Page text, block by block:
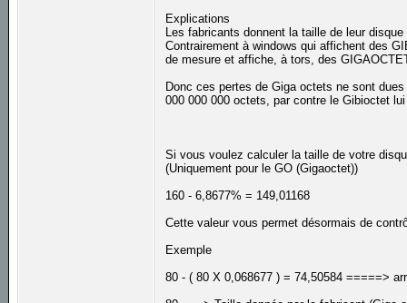
Explications
Les fabricants donnent la taille de leur
Contrairement à windows qui affichent des
de mesure et affiche, à tors, des
Donc ces pertes de Giga octets ne sont
000 000 000 octets, par contre le Gibioctet
Si vous voulez calculer la taille de votre
(Uniquement pour le GO (Gigaoctet))
160 - 6,8677% = 149,01168
Cette valeur vous permet désormais de
Exemple
80 - ( 80 X 0,068677 ) = 74,50584 =====>